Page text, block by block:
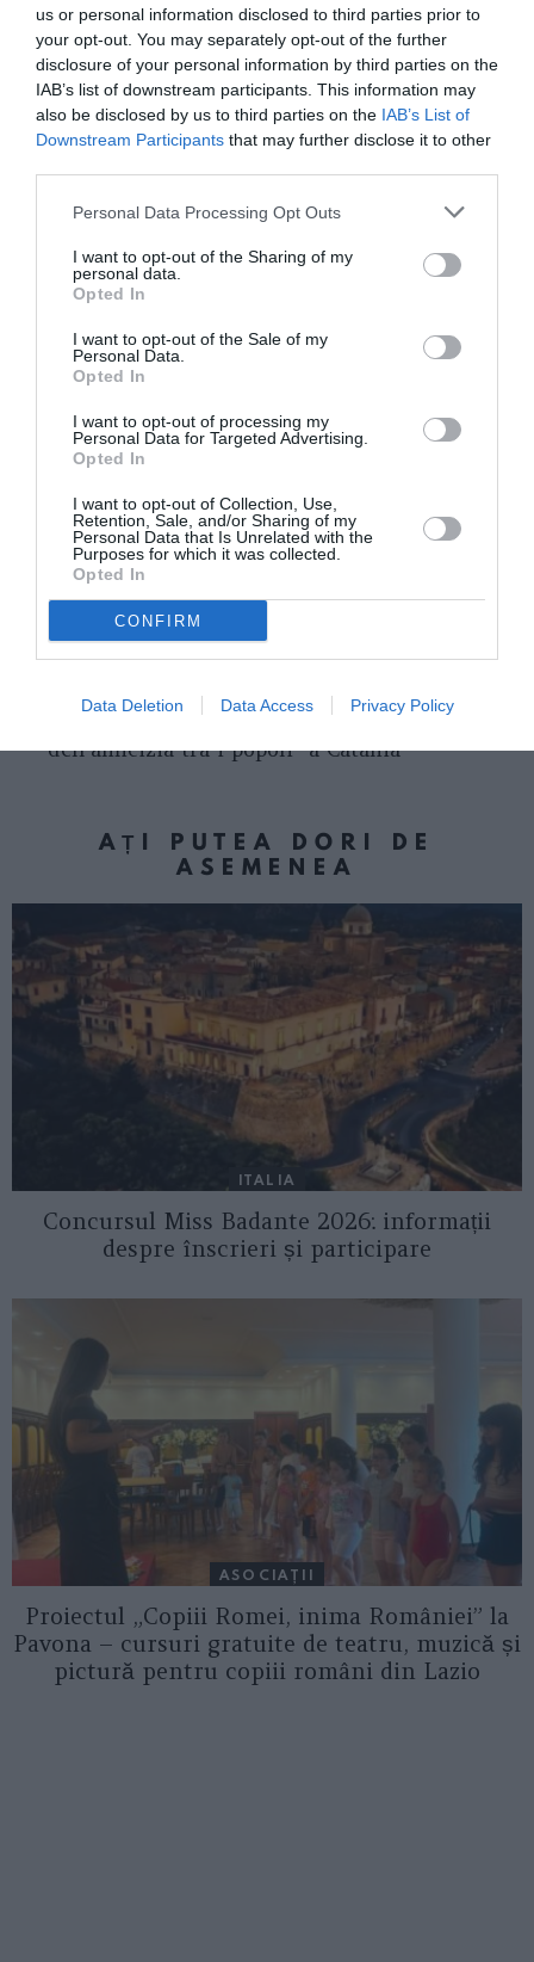
us or personal information disclosed to third parties prior to
your opt-out. You may separately opt-out of the further
disclosure of your personal information by third parties on the
IAB’s list of downstream participants. This information may
also be disclosed by us to third parties on the IAB’s List of
Downstream Participants that may further disclose it to other
Personal Data Processing Opt Outs
I want to opt-out of the Sharing of my
personal data.
Opted In
I want to opt-out of the Sale of my
Personal Data.
Opted In
I want to opt-out of processing my
Personal Data for Targeted Advertising.
Opted In
I want to opt-out of Collection, Use,
Retention, Sale, and/or Sharing of my
Personal Data that Is Unrelated with the
Purposes for which it was collected.
Opted In
CONFIRM
Data Deletion Data Access Privacy Policy
Articolul anterior
Ius soli la Sesto San Giovanni / Bogdan
Crăiţă: „Este vorba de un gest simbolic”
Următorul articol
dell’amicizia tra i popoli” a Catania
AȚI PUTEA DORI DE
ASEMENEA
ITALIA
Concursul Miss Badante 2026: informații
despre înscrieri și participare
ASOCIAŢII
Proiectul „Copiii Romei, inima României” la
Pavona – cursuri gratuite de teatru, muzică și
pictură pentru copiii români din Lazio